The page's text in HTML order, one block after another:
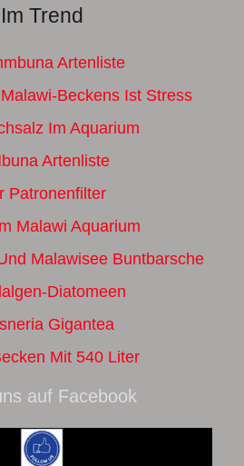
Im Trend
Artenliste
Beckens Ist Stress
Im Aquarium
Artenliste
Patronenfilter
Malawi Aquarium
Malawisee Buntbarsche
Diatomeen
Gigantea
Mit 540 Liter
auf Facebook